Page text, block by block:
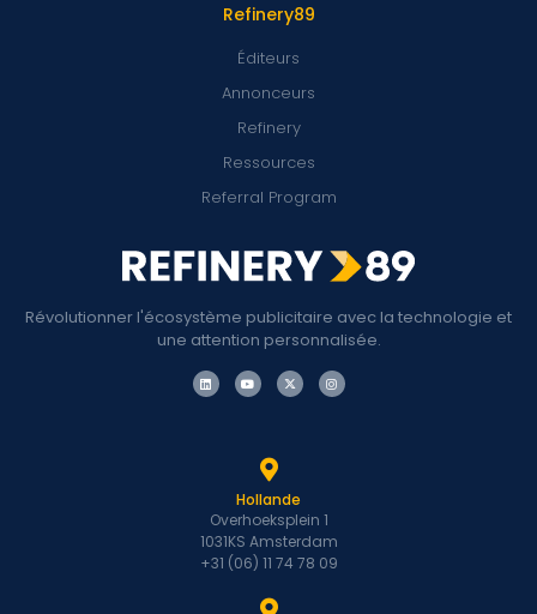
Révolutionner l'écosystème publicitaire avec la technologie et
une attention personnalisée.
Refinery89
Éditeurs
Annonceurs
Refinery
Ressources
Referral Program
Hollande
Overhoeksplein 1
1031KS Amsterdam
+31 (06) 11 74 78 09